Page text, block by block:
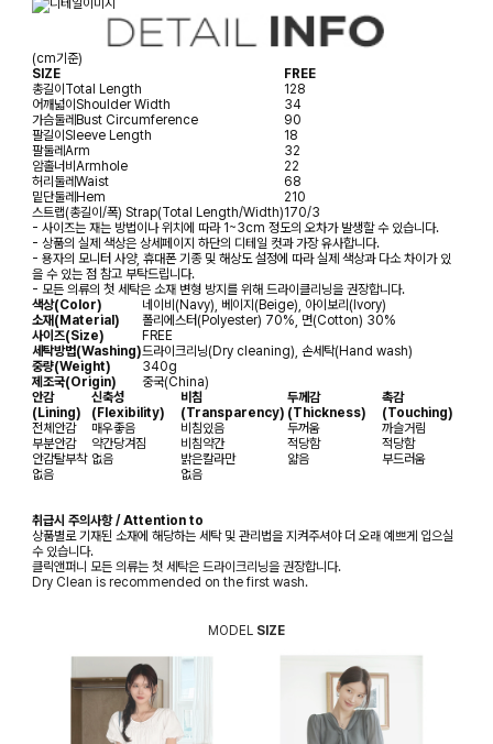
(cm기준)
SIZE
FREE
총길이Total Length
128
어깨넓이Shoulder Width
34
가슴둘레Bust Circumference
90
팔길이Sleeve Length
18
팔둘레Arm
32
암홀너비Armhole
22
허리둘레Waist
68
밑단둘레Hem
210
스트랩(총길이/폭) Strap(Total Length/Width)170/3
- 사이즈는 재는 방법이나 위치에 따라 1~3cm 정도의 오차가 발생할 수 있습니다.
- 상품의 실제 색상은 상세페이지 하단의 디테일 컷과 가장 유사합니다.
- 용자의 모니터 사양, 휴대폰 기종 및 해상도 설정에 따라 실제 색상과 다소 차이가 있
을 수 있는 점 참고 부탁드립니다.
- 모든 의류의 첫 세탁은 소재 변형 방지를 위해 드라이클리닝을 권장합니다.
색상(Color)
네이비(Navy), 베이지(Beige), 아이보리(Ivory)
소재(Material)
폴리에스터(Polyester) 70%, 면(Cotton) 30%
사이즈(Size)
FREE
세탁방법(Washing)드라이크리닝(Dry cleaning), 손세탁(Hand wash)
중량(Weight)
340g
제조국(Origin)
중국(China)
안감
(Lining)
신축성
(Flexibility)
비침
(Transparency)
두께감
(Thickness)
촉감
(Touching)
전체안감
매우좋음 비침있음 두꺼움
까슬거림
부분안감
약간당겨짐 비침약간 적당함
적당함
안감탈부착 없음 밝은칼라만 얇음
부드러움
없음
없음
취급시 주의사항 / Attention to
상품별로 기재된 소재에 해당하는 세탁 및 관리법을 지켜주셔야 더 오래 예쁘게 입으실
수 있습니다.
클릭앤퍼니 모든 의류는 첫 세탁은 드라이크리닝을 권장합니다.
Dry Clean is recommended on the first wash.
MODEL SIZE